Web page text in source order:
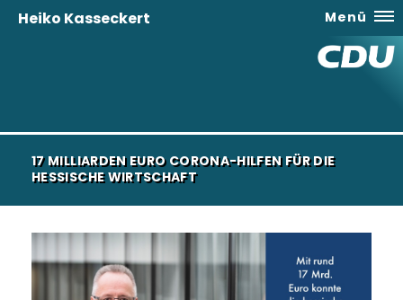
Heiko Kasseckert Menü
17 MILLIARDEN EURO CORONA-HILFEN FÜR DIE
HESSISCHE WIRTSCHAFT